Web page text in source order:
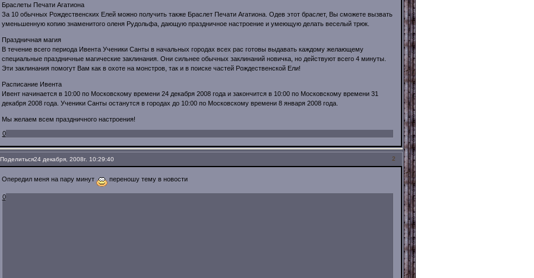
Браслеты Печати Агатиона
За 10 обычных Рождественских Елей можно получить также Браслет Печати Агатиона. Одев этот браслет, Вы сможете вызвать
уменьшенную копию знаменитого оленя Рудольфа, дающую праздничное настроение и умеющую делать веселый трюк.
Праздничная магия
В течение всего периода Ивента Ученики Санты в начальных городах всех рас готовы выдавать каждому желающему
специальные праздничные магические заклинания. Они сильнее обычных заклинаний новичка, но действуют всего 4 минуты.
Эти заклинания помогут Вам как в охоте на монстров, так и в поиске частей Рождественской Ели!
Расписание Ивента
Ивент начинается в 10:00 по Московскому времени 24 декабря 2008 года и закончится в 10:00 по Московскому времени 31
декабря 2008 года. Ученики Санты останутся в городах до 10:00 по Московскому времени 8 января 2008 года.
Мы желаем всем праздничного настроения!
0
Поделиться 2
24 декабря, 2008г. 10:29:40
Опередил меня на пару минут переношу тему в новости
0